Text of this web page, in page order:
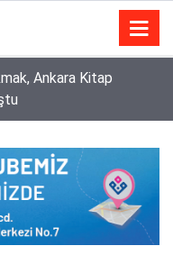
Ankara Kitap
Türkiye Diyanet Vakfı